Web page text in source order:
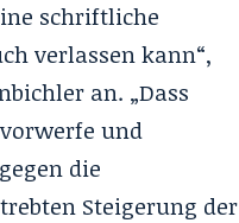
schriftliche
verlassen kann“,
an. „Dass
vorwerfe und
die
Steigerung der